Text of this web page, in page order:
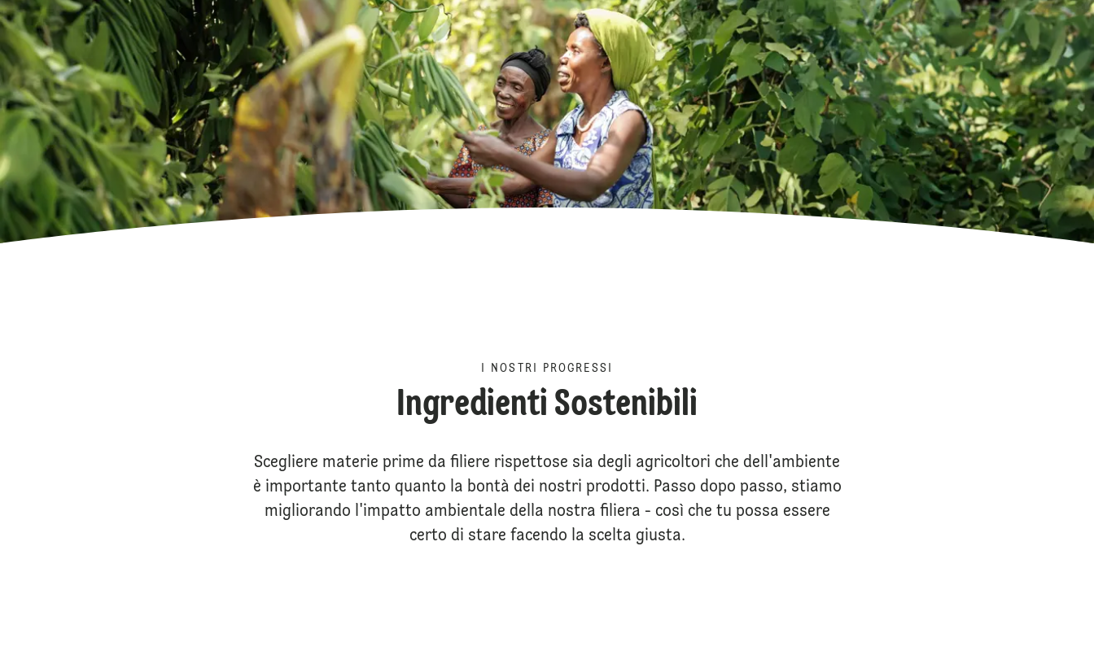
I NOSTRI PROGRESSI
Ingredienti Sostenibili
Scegliere materie prime da filiere rispettose sia degli agricoltori che dell'ambiente
è importante tanto quanto la bontà dei nostri prodotti. Passo dopo passo, stiamo
migliorando l'impatto ambientale della nostra filiera - così che tu possa essere
certo di stare facendo la scelta giusta.